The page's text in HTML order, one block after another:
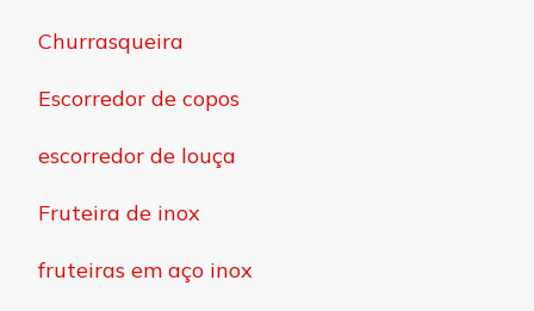
Churrasqueira
Escorredor de copos
escorredor de louça
Fruteira de inox
fruteiras em aço inox